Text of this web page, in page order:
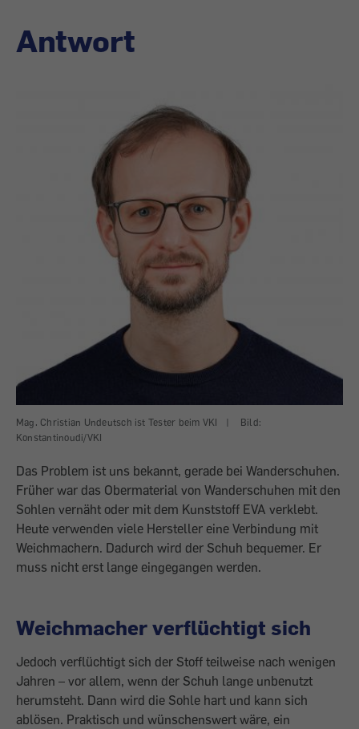
Antwort
Mag. Christian Undeutsch ist Tester beim VKI |
Bild:
Konstantinoudi/VKI
Das Problem ist uns bekannt, gerade bei Wanderschuhen.
Früher war das Obermaterial von Wanderschuhen mit den
Sohlen vernäht oder mit dem Kunststoff EVA verklebt.
Heute verwenden viele Hersteller eine Verbindung mit
Weichmachern. Dadurch wird der Schuh bequemer. Er
muss nicht erst lange eingegangen werden.
Weichmacher verflüchtigt sich
Jedoch verflüchtigt sich der Stoff teilweise nach wenigen
Jahren – vor allem, wenn der Schuh lange unbenutzt
herumsteht. Dann wird die Sohle hart und kann sich
ablösen. Praktisch und wünschenswert wäre, ein